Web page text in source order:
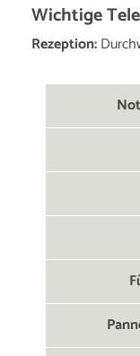
Wichtige
Rezeption: